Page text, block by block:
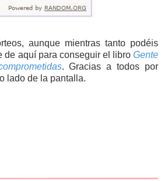
aunque mientras tanto podéis
de aquí para conseguir el libro Gente
. Gracias a todos por
lado de la pantalla.